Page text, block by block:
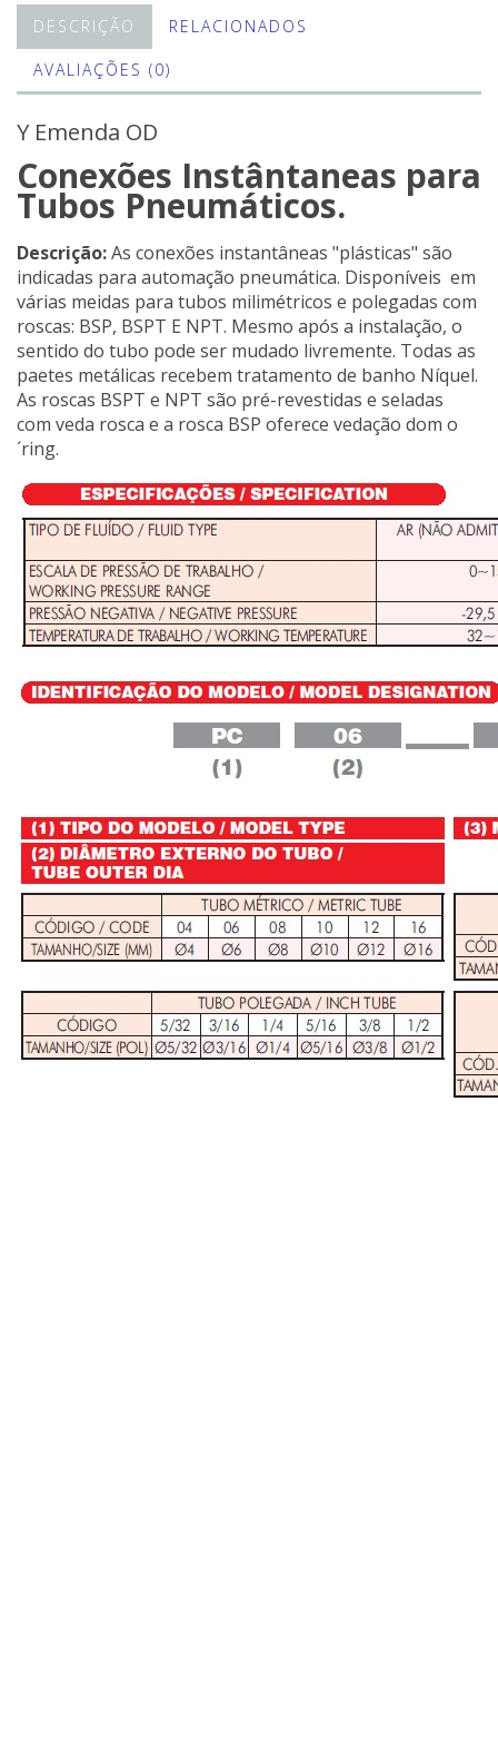
DESCRIÇÃO RELACIONADOS
AVALIAÇÕES (0)
Y Emenda OD
Conexões Instântaneas para
Tubos Pneumáticos.
Descrição:As conexões instantâneas "plásticas" são
indicadas para automação pneumática. Disponíveis em
várias meidas para tubos milimétricos e polegadas com
roscas: BSP, BSPT E NPT. Mesmo após a instalação, o
sentido do tubo pode ser mudado livremente. Todas as
paetes metálicas recebem tratamento de banho Níquel.
As roscas BSPT e NPT são pré-revestidas e seladas
com veda rosca e a rosca BSP oferece vedação dom o
´ring.